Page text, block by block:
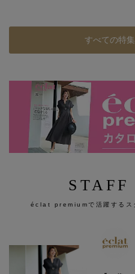
すべての特
STAFF
éclat premiumで活躍するス